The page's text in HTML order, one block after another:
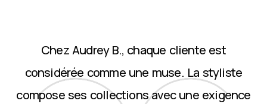
Chez Audrey B., chaque cliente est
considérée comme une muse. La styliste
compose ses collections avec une exigence